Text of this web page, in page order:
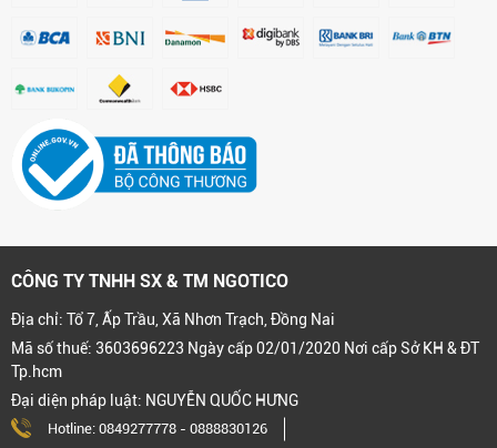
CÔNG TY TNHH SX & TM NGOTICO
Địa chỉ: Tổ 7, Ấp Trầu, Xã Nhơn Trạch, Đồng Nai
Mã số thuế: 3603696223 Ngày cấp 02/01/2020 Nơi cấp Sở KH & ĐT
Tp.hcm
Đại diện pháp luật: NGUYỄN QUỐC HƯNG
Hotline: 0849277778 - 0888830126